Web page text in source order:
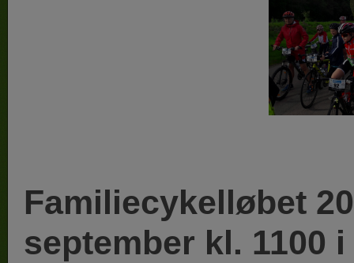
Familiecykelløbet
september kl. 1100